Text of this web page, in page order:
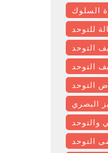
السلوك
للتوحد
التوحد
التوحد
التوحد
البصري
والتوحد
التوحد